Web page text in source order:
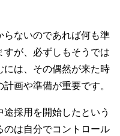
ないのであれば何も準
が、必ずしもそうでは
は、その偶然が来た時
画や準備が重要です。
採用を開始したという
は自分でコントロール